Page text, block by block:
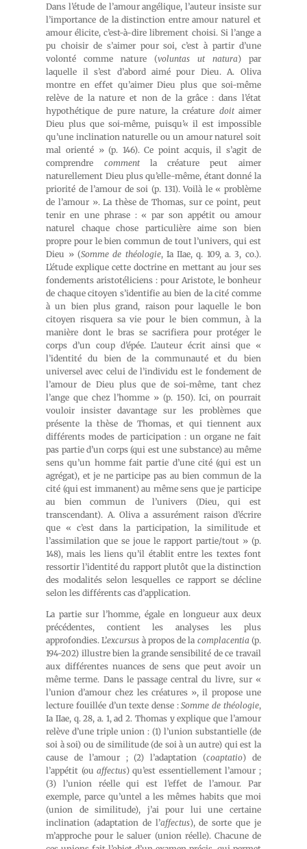
Dans l’étude de l’amour angélique, l’auteur insiste sur
l’importance de la distinction entre amour naturel et
amour élicite, c’est-à-dire librement choisi. Si l’ange a
pu choisir de s’aimer pour soi, c’est à partir d’une
volonté comme nature (voluntas ut natura) par
laquelle il s’est d’abord aimé pour Dieu. A. Oliva
montre en effet qu’aimer Dieu plus que soi-même
relève de la nature et non de la grâce : dans l’état
hypothétique de pure nature, la créature doitaimer
Dieu plus que soi-même, puisqu’« il est impossible
qu’une inclination naturelle ou un amour naturel soit
mal orienté » (p. 146). Ce point acquis, il s’agit de
comprendre commentla créature peut aimer
naturellement Dieu plus qu’elle-même, étant donné la
priorité de l’amour de soi (p. 131). Voilà le « problème
de l’amour ». La thèse de Thomas, sur ce point, peut
tenir en une phrase : « par son appétit ou amour
naturel chaque chose particulière aime son bien
propre pour le bien commun de tout l’univers, qui est
Dieu » (Somme de théologie, Ia IIae, q. 109, a. 3, co.).
L’étude explique cette doctrine en mettant au jour ses
fondements aristotéliciens : pour Aristote, le bonheur
de chaque citoyen s’identifie au bien de la cité comme
à un bien plus grand, raison pour laquelle le bon
citoyen risquera sa vie pour le bien commun, à la
manière dont le bras se sacrifiera pour protéger le
corps d’un coup d’épée. L’auteur écrit ainsi que «
l’identité du bien de la communauté et du bien
universel avec celui de l’individu est le fondement de
l’amour de Dieu plus que de soi-même, tant chez
l’ange que chez l’homme » (p. 150). Ici, on pourrait
vouloir insister davantage sur les problèmes que
présente la thèse de Thomas, et qui tiennent aux
différents modes de participation : un organe ne fait
pas partie d’un corps (qui est une substance) au même
sens qu’un homme fait partie d’une cité (qui est un
agrégat), et je ne participe pas au bien commun de la
cité (qui est immanent) au même sens que je participe
au bien commun de l’univers (Dieu, qui est
transcendant). A. Oliva a assurément raison d’écrire
que « c’est dans la participation, la similitude et
l’assimilation que se joue le rapport partie/tout » (p.
148), mais les liens qu’il établit entre les textes font
ressortir l’identité du rapport plutôt que la distinction
des modalités selon lesquelles ce rapport se décline
selon les différents cas d’application.
La partie sur l’homme, égale en longueur aux deux
précédentes, contient les analyses les plus
approfondies. L’excursus à propos de la complacentia(p.
194-202) illustre bien la grande sensibilité de ce travail
aux différentes nuances de sens que peut avoir un
même terme. Dans le passage central du livre, sur «
l’union d’amour chez les créatures », il propose une
lecture fouillée d’un texte dense :Somme de théologie,
Ia IIae, q. 28, a. 1, ad 2. Thomas y explique que l’amour
relève d’une triple union : (1) l’union substantielle (de
soi à soi) ou de similitude (de soi à un autre) qui est la
cause de l’amour ; (2) l’adaptation (coaptatio) de
l’appétit (ouaffectus) qu’est essentiellement l’amour ;
(3) l’union réelle qui est l’effet de l’amour. Par
exemple, parce qu’untel a les mêmes habits que moi
(union de similitude), j’ai pour lui une certaine
inclination (adaptation de l’affectus), de sorte que je
m’approche pour le saluer (union réelle). Chacune de